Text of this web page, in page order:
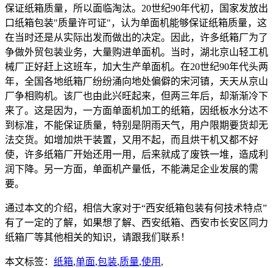
保证纸箱质量，所以面临淘汰。20世纪90年代初，国家发放出
口纸箱包装"质量许可证"，认为单面机能够保证纸箱质量，这
在当时还是从实际出发而做出的决定。因此，许多纸箱厂为了
争做外贸包装业务，大量购进单面机。当时，湖北京山轻工机
械厂正好赶上这班车，加大生产单面机。在20世纪90年代头两
年，全国各地纸箱厂纷纷涌向地处偏僻的宋河镇，天天从京山
厂争相购机。该厂也由此兴旺起来，但两三年后，却渐渐冷下
来了。这是因为，一方面单面机加工的纸箱，因纸板水分达不
到标准，不能保证质量，特别是阴雨天气，用户限期要货却无
法交货。如增加烘干装置，又用不起，而且烘干机又都不好
使，许多纸箱厂开始还用一用，后来就成了废铁一堆，造成利
润下降。另一方面，单面机产量低，不能满足企业发展的需
要。
通过本文的介绍，相信大家对于“西安纸箱包装有何技术特点”
有了一定的了解，如果想了解、西安纸箱、西安市长安区同力
纸箱厂等其他相关的知识，请跟我们联系！
本文标签： 纸箱,单面,包装,质量,使用 ,